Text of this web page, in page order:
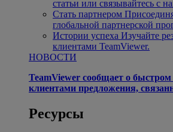
статьи или связывайтесь с
Стать партнером
глобальной партнерской
Истории успеха Изучайте
клиентами TeamViewer.
НОВОСТИ
TeamViewer сообщает о быстром
клиентами предложения,
Ресурсы